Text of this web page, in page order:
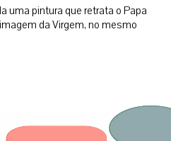
uma pintura que retrata o Papa
da Virgem, no mesmo